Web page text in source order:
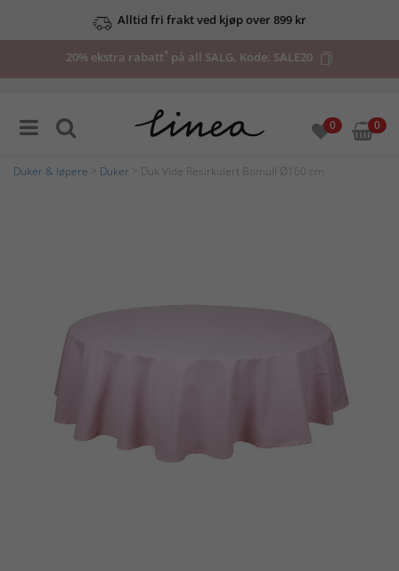
Alltid fri frakt ved kjøp over 899 kr
20% ekstra rabatt* på all SALG. Kode: SALE20
0 0
Duker & løpere Duker > Duk Vide Resirkulert Bomull Ø160 cm